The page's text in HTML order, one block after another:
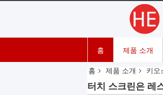
홈 제품 소개
홈 제품 소개 키오
터치 스크린은 레